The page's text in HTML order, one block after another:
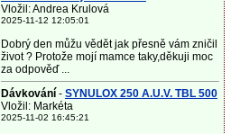
Vložil: Andrea Krulová
2025-11-12 12:05:01
Dobrý den můžu vědět jak přesně vám zničil
život ? Protože mojí mamce taky,děkuji moc
za odpověď ...
Dávkování - SYNULOX 250 A.U.V. TBL 500
Vložil: Markéta
2025-11-02 16:45:21